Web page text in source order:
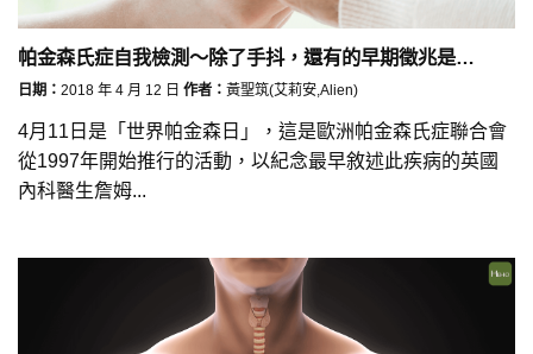
帕金森氏症自我檢測～除了手抖，還有的早期徵兆是…
日期： 2018 年 4 月 12 日 作者： 黃聖筑(艾莉安,Alien)
4月11日是「世界帕金森日」，這是歐洲帕金森氏症聯合會
從1997年開始推行的活動，以紀念最早敘述此疾病的英國
內科醫生詹姆...